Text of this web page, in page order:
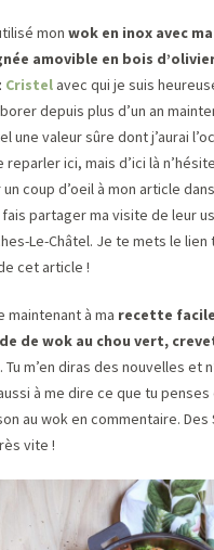
mon wok en inox avec ma
amovible en bois
Cristel avec qui je suis
depuis plus d’un an
une valeur sûre dont j’aurai
reparler ici, mais d’ici là
coup d’oeil à mon article
partager ma visite de leur
Le-Châtel. Je te mets le lien
cet article !
maintenant à ma recette
de wok au chou vert,
. Tu m’en diras des nouvelles et
à me dire ce que tu penses
au wok en commentaire. Des
vite !